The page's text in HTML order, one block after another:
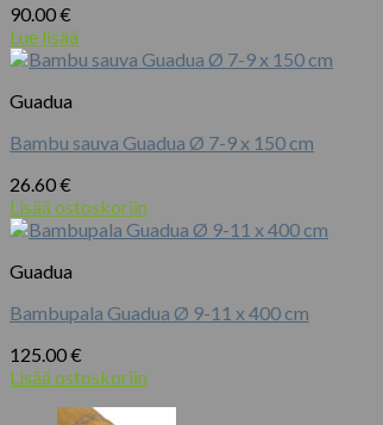
90.00€
Lue lisää
Guadua
Bambu sauva Guadua Ø 7-9 x 150 cm
26.60€
Lisää ostoskoriin
Guadua
Bambupala Guadua Ø 9-11 x 400 cm
125.00€
Lisää ostoskoriin